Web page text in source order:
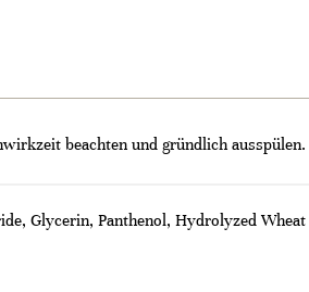
beachten und gründlich ausspülen.
Glycerin, Panthenol, Hydrolyzed